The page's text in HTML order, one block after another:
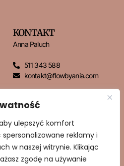
ulepszyć komfort
reklamy i
w naszej witrynie. Klikając
zgodę na używanie
KONTAKT
Anna Paluch
511 343 588
kontakt@flowbyania.com